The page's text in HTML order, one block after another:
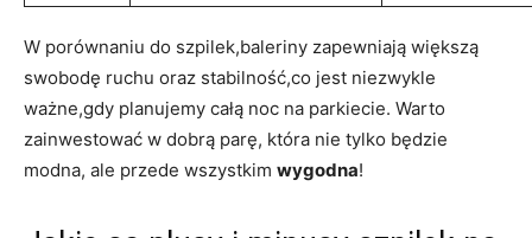
W porównaniu do szpilek,baleriny zapewniają większą
swobodę ruchu oraz stabilność,co jest niezwykle
ważne,gdy planujemy całą noc na parkiecie. Warto
zainwestować w dobrą parę, która nie tylko będzie
modna, ale przede wszystkim wygodna!